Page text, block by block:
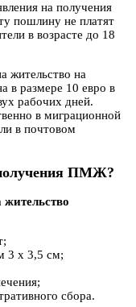
на получения
пошлину не платят
в возрасте до 18
жительство на
в размере 10 евро в
рабочих дней.
в миграционной
в почтовом
ПМЖ?
жительство
3 x 3,5 см;
сбора.